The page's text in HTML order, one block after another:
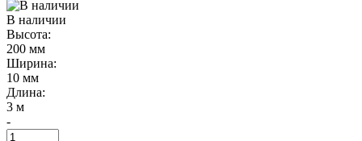
В наличии
Высота:
200 мм
Ширина:
10 мм
Длина:
3 м
-